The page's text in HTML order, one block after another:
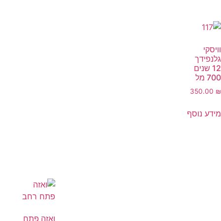
וויסקי
גלנפידך
12 שנים
700 מל
350.00 ₪
מידע נוסף
ואזה פתח